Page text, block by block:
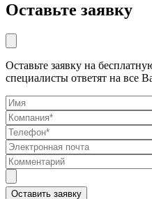
Оставьте заявку
Оставьте заявку на
специалисты ответят на все